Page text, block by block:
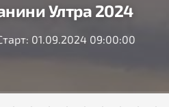
Ултра 2024
01.09.2024 09:00:00